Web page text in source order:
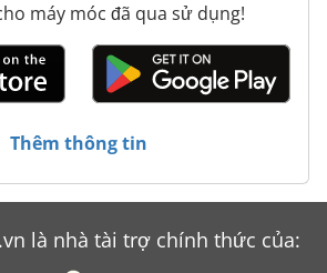
máy móc đã qua sử dụng!
Thêm thông tin
là nhà tài trợ chính thức của: